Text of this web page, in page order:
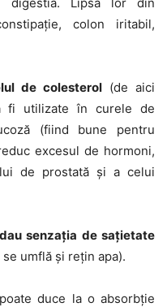
colon iritabil,
de colesterol (de aici
fi utilizate în curele de
(fiind bune pentru
excesul de hormoni,
de prostată și a celui
senzația de sațietate
umflă și rețin apa).
duce la o absorbție